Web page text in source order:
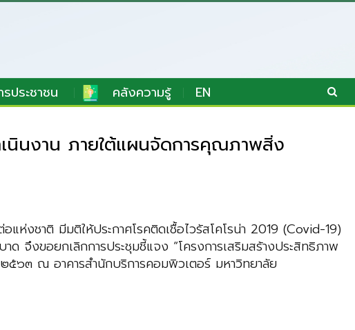
ประชาชน คลังความรู้ EN
เนินงาน ภายใต้แผนจัดการคุณภาพสิ่ง
ห่งชาติ มีมติให้ประกาศโรคติดเชื้อไวรัสโคโรน่า 2019 (Covid-19)
จึงขอยกเลิกการประชุมชี้แจง “โครงการเสริมสร้างประสิทธิภาพ
๖๓ ณ อาคารสำนักบริการคอมพิวเตอร์ มหาวิทยาลัย